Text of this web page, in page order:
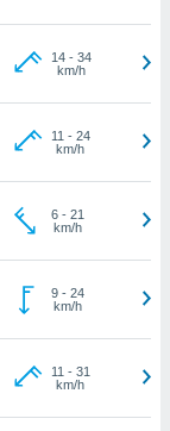
14- 34
km/h
11 - 24
km/h
6- 21
km/h
9- 24
km/h
11 - 31
km/h